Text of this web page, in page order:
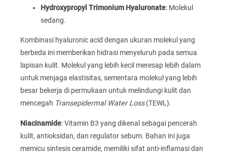
Hydroxypropyl Trimonium Hyaluronate: Molekul
sedang.
Kombinasi hyaluronic acid dengan ukuran molekul yang
berbeda ini memberikan hidrasi menyeluruh pada semua
lapisan kulit. Molekul yang lebih kecil meresap lebih dalam
untuk menjaga elastisitas, sementara molekul yang lebih
besar bekerja di permukaan untuk melindungi kulit dan
mencegah Transepidermal Water Loss(TEWL).
Niacinamide: Vitamin B3 yang dikenal sebagai pencerah
kulit, antioksidan, dan regulator sebum. Bahan ini juga
memicu sintesis ceramide, memiliki sifat anti-inflamasi dan